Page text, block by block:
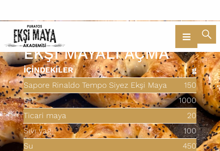
EKŞİ MAYALI AÇMA
İÇINDEKILER
g
Sapore Rinaldo Tempo Siyez Ekşi Maya
150
Un
1000
Ticari maya
20
Sıvı yağ
100
Su
450